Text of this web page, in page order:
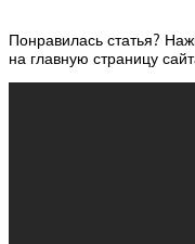
Понравилась статья?
на главную страницу